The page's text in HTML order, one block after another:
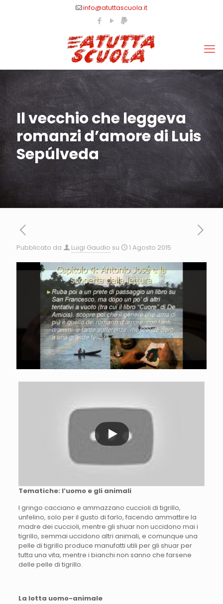
info@atuttascuola.it
Il vecchio che leggeva
romanzi d’amore di Luis
Sepúlveda
Pubblicato da Luigi Gaudio su 1 Agosto 2015
Tematiche: l’uomo e gli animali
I gringo cacciano e ammazzano cuccioli di tigrillo,
unfelino, solo per il gusto di farlo, facendo ammattire la
madre dei cuccioli, mentre gli shuar non uccidono mai i
tigrillo, semmai uccidono altri animali, e comunque una
pelle di tigrillo produce manufatti utili per gli shuar per
tutta una vita, mentre i bianchi non sanno che farsene
delle pelle di tigrillo.
La lotta uomo-animale